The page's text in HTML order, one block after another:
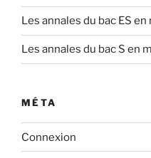
Les annales du bac ES
Les annales du bac S en
MÉTA
Connexion